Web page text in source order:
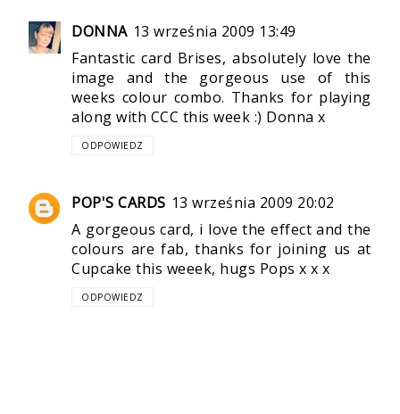
DONNA 13 września 2009 13:49
Fantastic card Brises, absolutely love the
image and the gorgeous use of this
weeks colour combo. Thanks for playing
along with CCC this week :) Donna x
ODPOWIEDZ
POP'S CARDS 13 września 2009 20:02
A gorgeous card, i love the effect and the
colours are fab, thanks for joining us at
Cupcake this weeek, hugs Pops x x x
ODPOWIEDZ